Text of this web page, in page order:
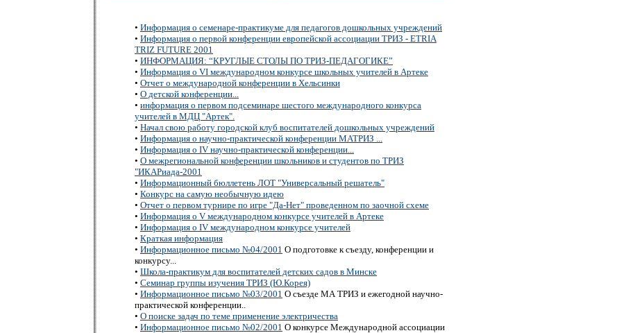
• Информация о семенаре-практикуме для педагогов дошкольных учреждений
• Информация о первой конференции европейской ассоциации ТРИЗ - ETRIA
TRIZ FUTURE 2001
• ИНФОРМАЦИЯ: “КРУГЛЫЕ СТОЛЫ ПО ТРИЗ-ПЕДАГОГИКЕ”
• Информация о VI международном конкурсе школьных учителей в Артеке
• Отчет о международной конференции в Хельсинки
• О детской конференции...
• информация о первом подсеминаре шестого международного конкурса
учителей в МДЦ "Артек".
• Начал свою работу городской клуб воспитателей дошкольных учреждений
• Информация о научно-практической конференции МАТРИЗ ...
• Информация о IV научно-практической конференции...
• О межрегиональной конференции школьников и студентов по ТРИЗ
"ИКАРиада-2001
• Информационный бюллетень ЛОТ "Универсальный решатель"
• Конкурс на самую необычную идею
• Отчет о первом турнире по игре "Да-Нет" проведенном по заочной схеме
• Информация о V международном конкурсе учителей в Артеке
• Информация о IV международном конкурсе учителей
• Краткая информация
• Информационное письмо №04/2001 О подготовке к съезду, конференции и
конкурсу...
• Школа-практикум для воспитателей детских садов в Минске
• Семинар группы изучения ТРИЗ (Ю.Корея)
• Информационное письмо №03/2001 О съезде МА ТРИЗ и ежегодной научно-
практической конференции..
• О поиске задач по теме применение электричества
• Информационное письмо №02/2001 О конкурсе Международной ассоциации